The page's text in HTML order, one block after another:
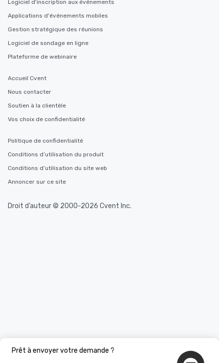
Prêt à envoyer votre demande ?
Logiciel d'inscription aux événements
Applications d'événements mobiles
Gestion stratégique des réunions
Logiciel de sondage en ligne
Plateforme de webinaire
Accueil Cvent
Nous contacter
Soutien à la clientèle
Vos choix de confidentialité
Politique de confidentialité
Conditions d’utilisation du produit
Conditions d’utilisation du site web
Annoncer sur ce site
Droit d’auteur © 2000-2026 Cvent Inc.